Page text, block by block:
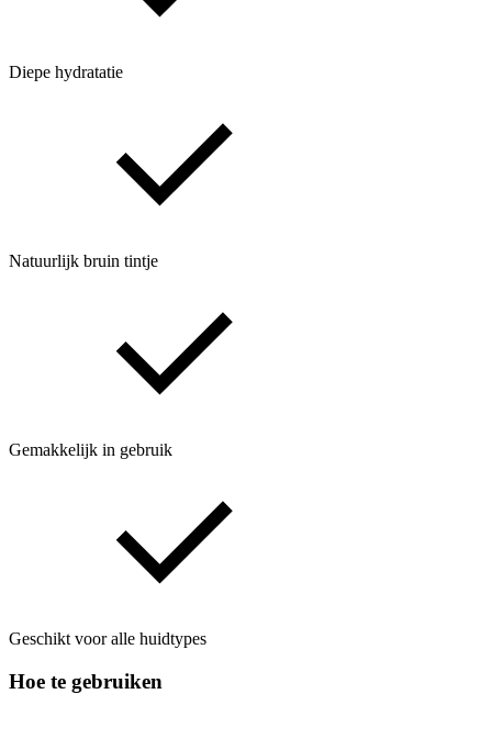
Diepe hydratatie
Natuurlijk bruin tintje
Gemakkelijk in gebruik
Geschikt voor alle huidtypes
Hoe te gebruiken